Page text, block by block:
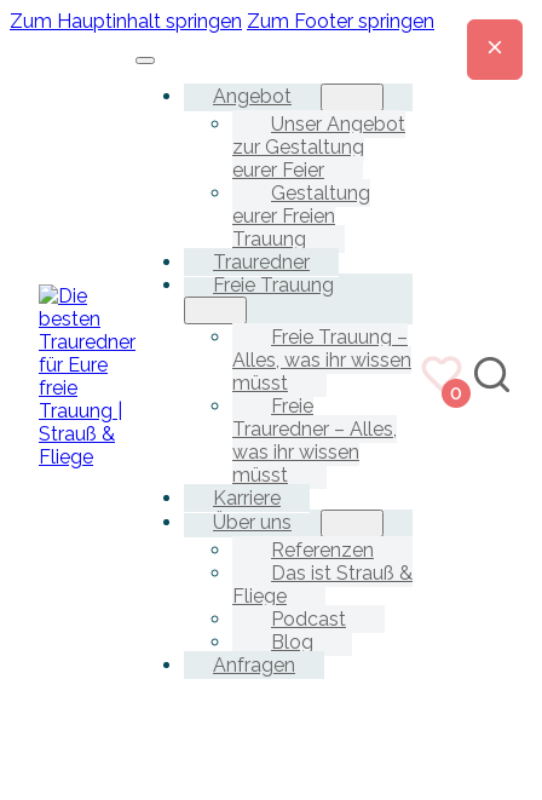
Zum Hauptinhalt springen Zum Footer springen
Angebot
Unser Angebot
zur Gestaltung
eurer Feier
Gestaltung
eurer Freien
Trauung
Trauredner
Freie Trauung
Freie Trauung –
Alles, was ihr wissen
müsst
Freie
Trauredner – Alles,
was ihr wissen
müsst
Karriere
Über uns
Referenzen
Das ist Strauß &
Fliege
Podcast
Blog
Anfragen
0